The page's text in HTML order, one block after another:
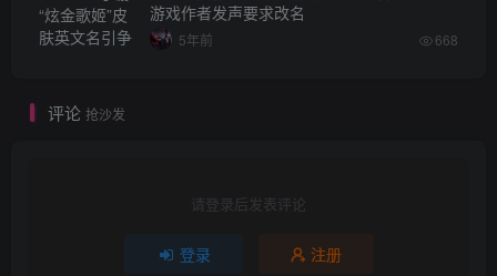
游戏作者发声要求改名
5年前 668
评论 抢沙发
请登录后发表评论
登录 注册